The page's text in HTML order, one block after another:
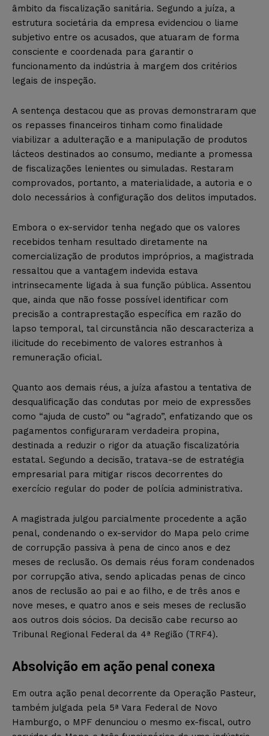
âmbito da fiscalização sanitária. Segundo a juíza, a
estrutura societária da empresa evidenciou o liame
subjetivo entre os acusados, que atuaram de forma
consciente e coordenada para garantir o
funcionamento da indústria à margem dos critérios
legais de inspeção.
A sentença destacou que as provas demonstraram que
os repasses financeiros tinham como finalidade
viabilizar a adulteração e a manipulação de produtos
lácteos destinados ao consumo, mediante a promessa
de fiscalizações lenientes ou simuladas. Restaram
comprovados, portanto, a materialidade, a autoria e o
dolo necessários à configuração dos delitos imputados.
Embora o ex-servidor tenha negado que os valores
recebidos tenham resultado diretamente na
comercialização de produtos impróprios, a magistrada
ressaltou que a vantagem indevida estava
intrinsecamente ligada à sua função pública. Assentou
que, ainda que não fosse possível identificar com
precisão a contraprestação específica em razão do
lapso temporal, tal circunstância não descaracteriza a
ilicitude do recebimento de valores estranhos à
remuneração oficial.
Quanto aos demais réus, a juíza afastou a tentativa de
desqualificação das condutas por meio de expressões
como “ajuda de custo” ou “agrado”, enfatizando que os
pagamentos configuraram verdadeira propina,
destinada a reduzir o rigor da atuação fiscalizatória
estatal. Segundo a decisão, tratava-se de estratégia
empresarial para mitigar riscos decorrentes do
exercício regular do poder de polícia administrativa.
A magistrada julgou parcialmente procedente a ação
penal, condenando o ex-servidor do Mapa pelo crime
de corrupção passiva à pena de cinco anos e dez
meses de reclusão. Os demais réus foram condenados
por corrupção ativa, sendo aplicadas penas de cinco
anos de reclusão ao pai e ao filho, e de três anos e
nove meses, e quatro anos e seis meses de reclusão
aos outros dois sócios. Da decisão cabe recurso ao
Tribunal Regional Federal da 4ª Região (TRF4).
Absolvição em ação penal conexa
Em outra ação penal decorrente da Operação Pasteur,
também julgada pela 5ª Vara Federal de Novo
Hamburgo, o MPF denunciou o mesmo ex-fiscal, outro